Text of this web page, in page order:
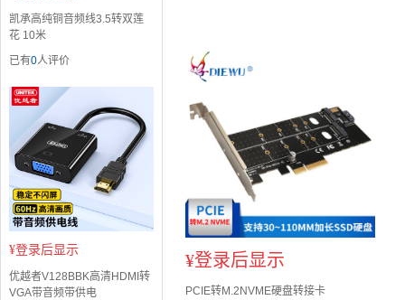
凯承高纯铜音频线3.5转双莲
花 10米
已有0人评价
¥登录后显示
优越者V128BBK高清HDMI转
VGA带音频带供电
¥登录后显示
PCIE转M.2NVME硬盘转接卡